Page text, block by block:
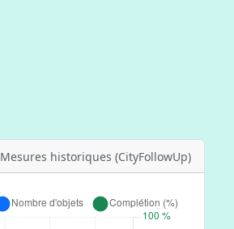
Mesures historiques (CityFollowUp)